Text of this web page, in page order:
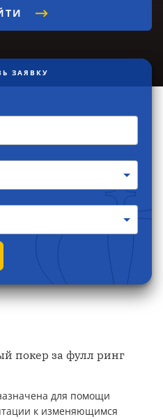
ЗАЯВКУ
покер за фулл ринг
для помощи
к изменяющимся